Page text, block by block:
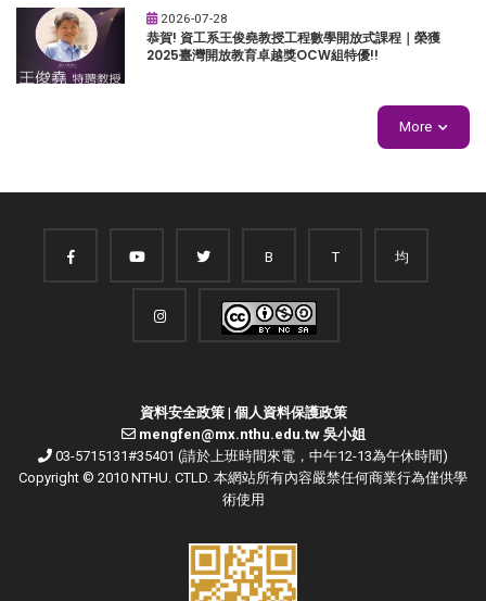
2026-07-28
恭賀! 資工系王俊堯教授工程數學開放式課程｜榮獲
2025臺灣開放教育卓越獎OCW組特優!!
More
B T 均
資料安全政策| 個人資料保護政策
mengfen@mx.nthu.edu.tw 吳小姐
03-5715131#35401 (請於上班時間來電，中午12-13為午休時間)
Copyright © 2010 NTHU. CTLD. 本網站所有內容嚴禁任何商業行為僅供學
術使用